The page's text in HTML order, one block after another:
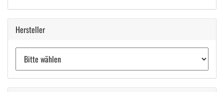
Hersteller